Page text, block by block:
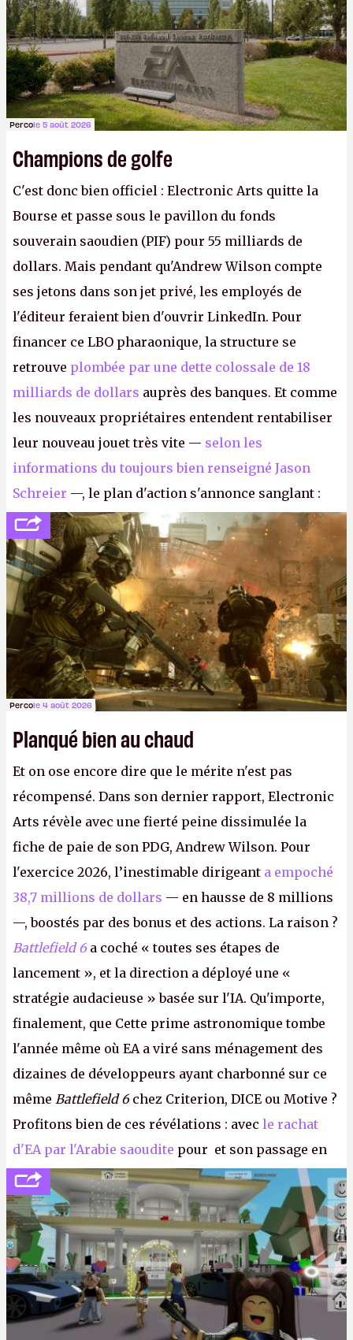
Percole 5 août 2026
Champions de golfe
C'est donc bien officiel : Electronic Arts quitte la
Bourse et passe sous le pavillon du fonds
souverain saoudien (PIF) pour 55 milliards de
dollars. Mais pendant qu'Andrew Wilson compte
ses jetons dans son jet privé, les employés de
l'éditeur feraient bien d'ouvrir LinkedIn. Pour
financer ce LBO pharaonique, la structure se
retrouve plombée par une dette colossale de 18
milliards de dollars auprès des banques. Et comme
les nouveaux propriétaires entendent rentabiliser
leur nouveau jouet très vite — selon les
informations du toujours bien renseigné Jason
Schreier —, le plan d'action s'annonce sanglant :
réductions de coûts drastiques, fermetures de
studios et licenciements massifs. En gros, essorer
FCetBattlefield, puis virer le reste.P.
Percole 4 août 2026
Planqué bien au chaud
Et on ose encore dire que le mérite n'est pas
récompensé. Dans son dernier rapport, Electronic
Arts révèle avec une fierté peine dissimulée la
fiche de paie de son PDG, Andrew Wilson. Pour
l'exercice 2026, l’inestimable dirigeant a empoché
38,7 millions de dollars — en hausse de 8 millions
—, boostés par des bonus et des actions. La raison ?
Battlefield 6 a coché « toutes ses étapes de
lancement », et la direction a déployé une «
stratégie audacieuse » basée sur l'IA. Qu'importe,
finalement, que Cette prime astronomique tombe
l'année même où EA a viré sans ménagement des
dizaines de développeurs ayant charbonné sur ce
même Battlefield 6chez Criterion, DICE ou Motive ?
Profitons bien de ces révélations : avec le rachat
d'EA par l'Arabie saoudite pour et son passage en
société privée, l'éditeur n'aura bientôt plus
l'obligation de publier ses bilans. Encore une
victoire pour la transparence.P.